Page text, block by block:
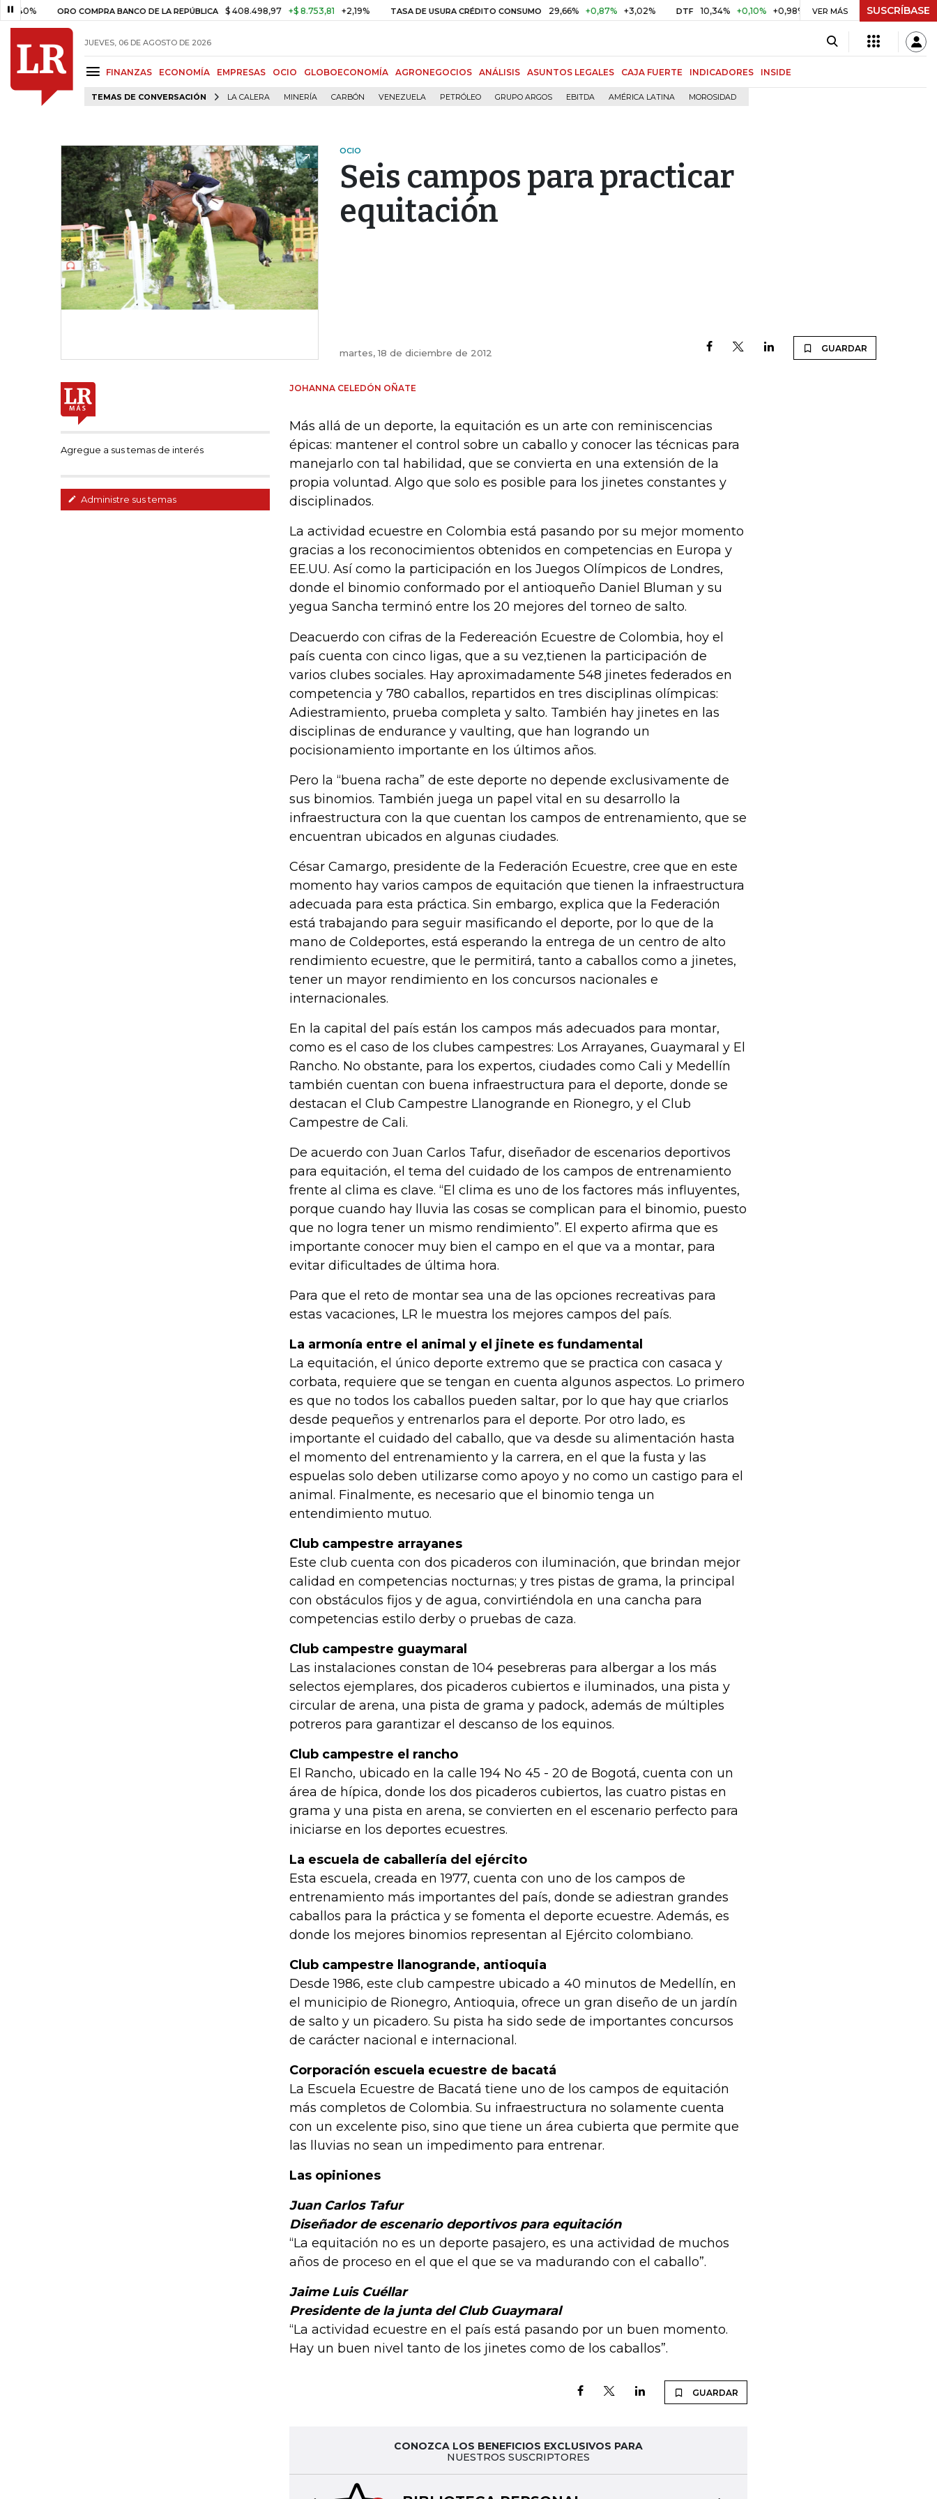
ORO COMPRA BANCO DE LA REPÚBLICA $ 408.498,97 +$ 8.753,81 +2,19% TASA DE USURA CRÉDITO CONSUMO 29,66% +0,87% +3,02% DTF 10,34% +0,10% +0,98% UVR $ 416,86 +$ 0,05 +0,01%
VER MÁS SUSCRÍBASE
JUEVES, 06 DE AGOSTO DE 2026
FINANZAS ECONOMÍA EMPRESAS OCIO GLOBOECONOMÍA AGRONEGOCIOS ANÁLISIS ASUNTOS LEGALES CAJA FUERTE INDICADORES INSIDE
TEMAS DE CONVERSACIÓN LA CALERA MINERÍA CARBÓN VENEZUELA PETRÓLEO GRUPO ARGOS EBITDA AMÉRICA LATINA MOROSIDAD
OCIO
Seis campos para practicar
equitación
martes, 18 de diciembre de 2012 GUARDAR
Agregue a sus temas de interés
Administre sus temas
JOHANNA CELEDÓN OÑATE
Más allá de un deporte, la equitación es un arte con reminiscencias
épicas: mantener el control sobre un caballo y conocer las técnicas para
manejarlo con tal habilidad, que se convierta en una extensión de la
propia voluntad. Algo que solo es posible para los jinetes constantes y
disciplinados.
La actividad ecuestre en Colombia está pasando por su mejor momento
gracias a los reconocimientos obtenidos en competencias en Europa y
EE.UU. Así como la participación en los Juegos Olímpicos de Londres,
donde el binomio conformado por el antioqueño Daniel Bluman y su
yegua Sancha terminó entre los 20 mejores del torneo de salto.
Deacuerdo con cifras de la Federeación Ecuestre de Colombia, hoy el
país cuenta con cinco ligas, que a su vez,tienen la participación de
varios clubes sociales. Hay aproximadamente 548 jinetes federados en
competencia y 780 caballos, repartidos en tres disciplinas olímpicas:
Adiestramiento, prueba completa y salto. También hay jinetes en las
disciplinas de endurance y vaulting, que han logrando un
pocisionamiento importante en los últimos años.
Pero la “buena racha” de este deporte no depende exclusivamente de
sus binomios. También juega un papel vital en su desarrollo la
infraestructura con la que cuentan los campos de entrenamiento, que se
encuentran ubicados en algunas ciudades.
César Camargo, presidente de la Federación Ecuestre, cree que en este
momento hay varios campos de equitación que tienen la infraestructura
adecuada para esta práctica. Sin embargo, explica que la Federación
está trabajando para seguir masificando el deporte, por lo que de la
mano de Coldeportes, está esperando la entrega de un centro de alto
rendimiento ecuestre, que le permitirá, tanto a caballos como a jinetes,
tener un mayor rendimiento en los concursos nacionales e
internacionales.
En la capital del país están los campos más adecuados para montar,
como es el caso de los clubes campestres: Los Arrayanes, Guaymaral y El
Rancho. No obstante, para los expertos, ciudades como Cali y Medellín
también cuentan con buena infraestructura para el deporte, donde se
destacan el Club Campestre Llanogrande en Rionegro, y el Club
Campestre de Cali.
De acuerdo con Juan Carlos Tafur, diseñador de escenarios deportivos
para equitación, el tema del cuidado de los campos de entrenamiento
frente al clima es clave. “El clima es uno de los factores más influyentes,
porque cuando hay lluvia las cosas se complican para el binomio, puesto
que no logra tener un mismo rendimiento”. El experto afirma que es
importante conocer muy bien el campo en el que va a montar, para
evitar dificultades de última hora.
Para que el reto de montar sea una de las opciones recreativas para
estas vacaciones, LR le muestra los mejores campos del país.
La armonía entre el animal y el jinete es fundamental
La equitación, el único deporte extremo que se practica con casaca y
corbata, requiere que se tengan en cuenta algunos aspectos. Lo primero
es que no todos los caballos pueden saltar, por lo que hay que criarlos
desde pequeños y entrenarlos para el deporte. Por otro lado, es
importante el cuidado del caballo, que va desde su alimentación hasta
el momento del entrenamiento y la carrera, en el que la fusta y las
espuelas solo deben utilizarse como apoyo y no como un castigo para el
animal. Finalmente, es necesario que el binomio tenga un
entendimiento mutuo.
Club campestre arrayanes
Este club cuenta con dos picaderos con iluminación, que brindan mejor
calidad en competencias nocturnas; y tres pistas de grama, la principal
con obstáculos fijos y de agua, convirtiéndola en una cancha para
competencias estilo derby o pruebas de caza.
Club campestre guaymaral
Las instalaciones constan de 104 pesebreras para albergar a los más
selectos ejemplares, dos picaderos cubiertos e iluminados, una pista y
circular de arena, una pista de grama y padock, además de múltiples
potreros para garantizar el descanso de los equinos.
Club campestre el rancho
El Rancho, ubicado en la calle 194 No 45 - 20 de Bogotá, cuenta con un
área de hípica, donde los dos picaderos cubiertos, las cuatro pistas en
grama y una pista en arena, se convierten en el escenario perfecto para
iniciarse en los deportes ecuestres.
La escuela de caballería del ejército
Esta escuela, creada en 1977, cuenta con uno de los campos de
entrenamiento más importantes del país, donde se adiestran grandes
caballos para la práctica y se fomenta el deporte ecuestre. Además, es
donde los mejores binomios representan al Ejército colombiano.
Club campestre llanogrande, antioquia
Desde 1986, este club campestre ubicado a 40 minutos de Medellín, en
el municipio de Rionegro, Antioquia, ofrece un gran diseño de un jardín
de salto y un picadero. Su pista ha sido sede de importantes concursos
de carácter nacional e internacional.
Corporación escuela ecuestre de bacatá
La Escuela Ecuestre de Bacatá tiene uno de los campos de equitación
más completos de Colombia. Su infraestructura no solamente cuenta
con un excelente piso, sino que tiene un área cubierta que permite que
las lluvias no sean un impedimento para entrenar.
Las opiniones
Juan Carlos Tafur
Diseñador de escenario deportivos para equitación
“La equitación no es un deporte pasajero, es una actividad de muchos
años de proceso en el que el que se va madurando con el caballo”.
Jaime Luis Cuéllar
Presidente de la junta del Club Guaymaral
“La actividad ecuestre en el país está pasando por un buen momento.
Hay un buen nivel tanto de los jinetes como de los caballos”.
GUARDAR
CONOZCA LOS BENEFICIOS EXCLUSIVOS PARA
NUESTROS SUSCRIPTORES